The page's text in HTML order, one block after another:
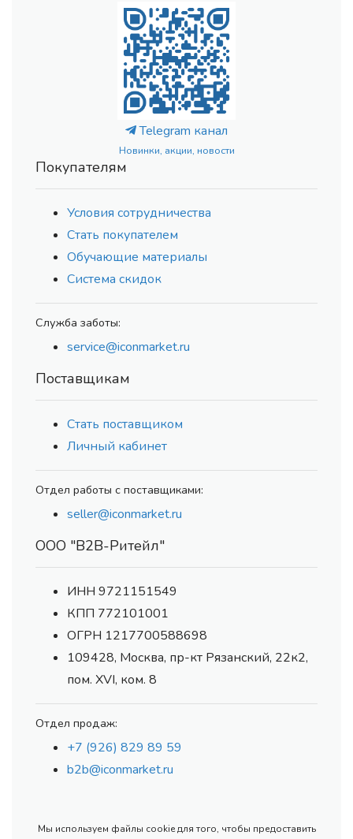
Telegram канал
Новинки, акции, новости
Покупателям
Условия сотрудничества
Стать покупателем
Обучающие материалы
Система скидок
Служба заботы:
service@iconmarket.ru
Поставщикам
Стать поставщиком
Личный кабинет
Отдел работы с поставщиками:
seller@iconmarket.ru
ООО "В2В-Ритейл"
ИНН 9721151549
КПП 772101001
ОГРН 1217700588698
109428, Москва, пр-кт Рязанский, 22к2,
пом. XVI, ком. 8
Отдел продаж:
+7 (926) 829 89 59
b2b@iconmarket.ru
Мы используем файлы cookie для того, чтобы предоставить